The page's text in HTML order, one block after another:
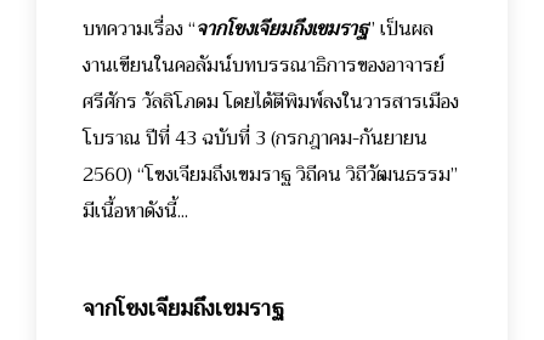
บทความเรื่อง “จากโขงเจียมถึงเขมราฐ” เป็นผล
งานเขียนในคอลัมน์บทบรรณาธิการของอาจารย์
ศรีศักร วัลลิโภดม โดยได้ตีพิมพ์ลงในวารสารเมือง
โบราณ ปีที่ 43 ฉบับที่ 3 (กรกฎาคม-กันยายน
2560) “โขงเจียมถึงเขมราฐ วิถีคน วิถีวัฒนธรรม”
มีเนื้อหาดังนี้...
จากโขงเจียมถึงเขมราฐ